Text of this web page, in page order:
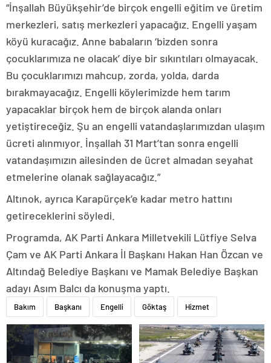
“İnşallah Büyükşehir’de birçok engelli eğitim ve üretim
merkezleri, satış merkezleri yapacağız. Engelli yaşam
köyü kuracağız. Anne babaların ‘bizden sonra
çocuklarımıza ne olacak’ diye bir sıkıntıları olmayacak.
Bu çocuklarımızı mahcup, zorda, yolda, darda
bırakmayacağız. Engelli köylerimizde hem tarım
yapacaklar birçok hem de birçok alanda onları
yetiştireceğiz. Şu an engelli vatandaşlarımızdan ulaşım
ücreti alınmıyor. İnşallah 31 Mart’tan sonra engelli
vatandaşımızın ailesinden de ücret almadan seyahat
etmelerine olanak sağlayacağız.”
Altınok, ayrıca Karapürçek’e kadar metro hattını
getireceklerini söyledi.
Programda, AK Parti Ankara Milletvekili Lütfiye Selva
Çam ve AK Parti Ankara İl Başkanı Hakan Han Özcan ve
Altındağ Belediye Başkanı ve Mamak Belediye Başkan
adayı Asım Balcı da konuşma yaptı.
Bakım Başkanı Engelli Göktaş Hizmet